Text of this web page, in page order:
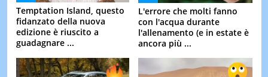
Temptation Island, questo
fidanzato della nuova
edizione è riuscito a
guadagnare ...
L'errore che molti fanno
con l'acqua durante
l'allenamento (e in estate è
ancora più ...